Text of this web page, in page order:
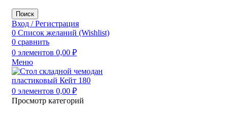
Поиск
Вход / Регистрация
0 Список желаний (Wishlist)
0 сравнить
0 элементов 0,00 ₽
Меню
0 элементов 0,00 ₽
Просмотр категорий